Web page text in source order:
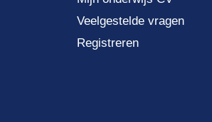
Veelgestelde vragen
Registreren